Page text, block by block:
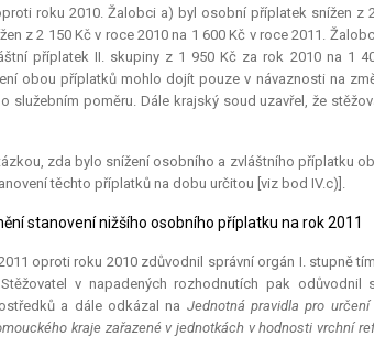
roku 2010. Žalobci a) byl osobní příplatek snížen z
z 2 150 Kč v roce 2010 na 1 600 Kč v roce 2011.
příplatek II. skupiny z 1 950 Kč za rok 2010 na 1
obou příplatků mohlo dojít pouze v návaznosti na
služebním poměru. Dále krajský soud uzavřel, že
zda bylo snížení osobního a zvláštního příplatku
těchto příplatků na dobu určitou [viz bod IV.c)].
stanovení nižšího osobního příplatku na rok 2011
oproti roku 2010 zdůvodnil správní orgán I. stupně
v napadených rozhodnutích pak odůvodnil
a dále odkázal na Jednotná pravidla pro
kraje zařazené v jednotkách v hodnosti vrchní